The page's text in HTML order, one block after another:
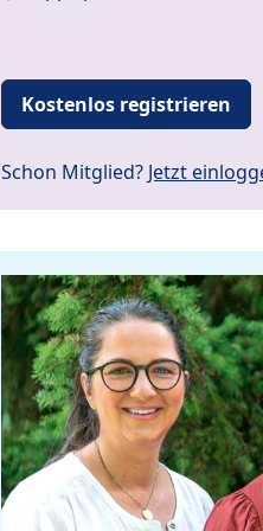
Kostenlos registrieren
Schon Mitglied? Jetzt